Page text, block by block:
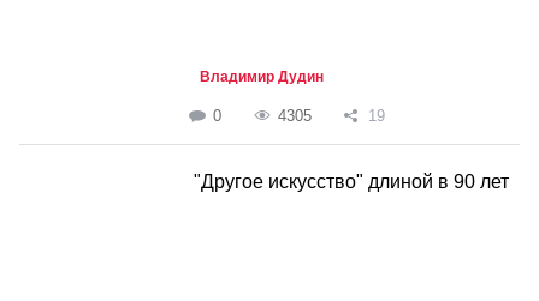
Владимир Дудин
0 4305 19
"Другое искусство" длиной в 90 лет